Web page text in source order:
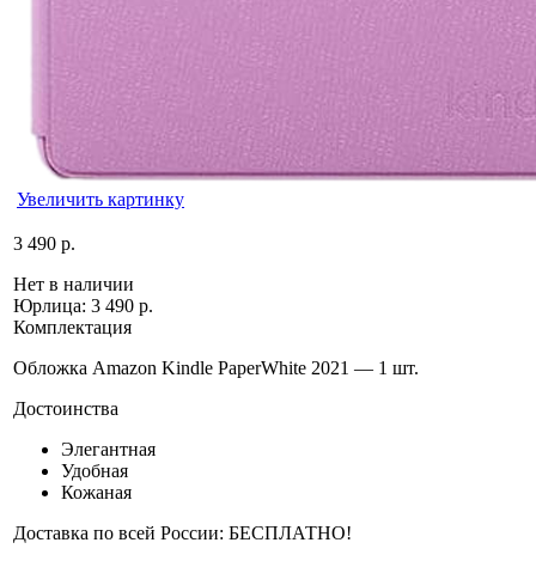
Увеличить картинку
3 490 р.
Нет в наличии
Юрлица: 3 490 р.
Комплектация
Обложка Amazon Kindle PaperWhite 2021 — 1 шт.
Достоинства
Элегантная
Удобная
Кожаная
Доставка по всей России: БЕСПЛАТНО!